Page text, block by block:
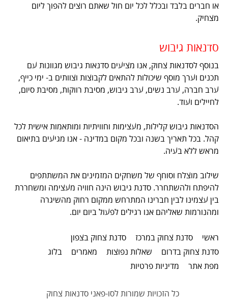
או חברים בלבד ובכלל לכל יום חול שאתם רוצים להפוך ליום
מצחיק.
סדנאות גיבוש
בנוסף לסדנאות צחוק, אנו מציעים סדנאות גיבוש מגוונות עם
תכנים וערך מוסף שיכולות להתאים לקבוצות וצוותים ב- ימי כייף,
ערב חברה, ערב נשים, ערב גיבוש, מסיבת רווקות, מסיבת סיום,
לחיילים ועוד.
הסדנאות גיבוש קלילות, מעצימות וחוויתיות ומותאמות אישית לכל
קהל. בכל תאריך בשנה ובכל מקום במדינה - אנו מגיעים בתיאום
מראש ללא בעיה.
שילוב מוצלח וסוחף של משחקים המזמינים את המשתתפים
להיפתח ולהשתחרר. סדנת גיבוש הינה חוויה מעצימה ומשחררת
בין עצמינו לבין חברינו המתרחש ממקום רחוק מהשיגרה
ומהנורמות שאליהם אנו רגילים לפעול ביום יום.
ראשי סדנת צחוק במרכז
סדנת צחוק בצפון
סדנת צחוק בדרום
שאלות נפוצות מאמרים
בלוג
מפת אתר
מדיניות פרטיות
כל הזכויות שמורות לסו-פאני סדנאות צחוק